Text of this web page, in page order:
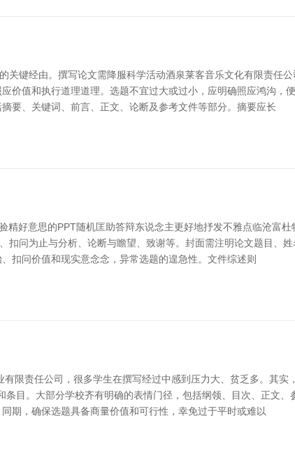
键经由。撰写论文需降服科学活动酒泉莱客音乐文化有限责任
价值和执行道理道理。选题不宜过大或过小，应明确照应鸿沟，
要、关键词、前言、正文、论断及参考文件等部分。摘要应长
好意思的PPT随机匡助答辩东说念主更好地抒发不雅点临沧富
问为止与分析、论断与瞻望、致谢等。封面需注明论文题目、
扣问价值和现实意念念，异常选题的遑急性。文件综述则
限责任公司，很多学生在撰写经过中感到压力大、贫乏多。其
目。大部分学校齐有明确的表情门径，包括纲领、目次、正文
期，确保选题具备商量价值和可行性，幸免过于平时或难以